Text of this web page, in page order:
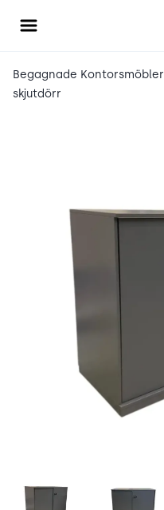
Öppna meny
Begagnade Kontorsmöbler
skjutdörr